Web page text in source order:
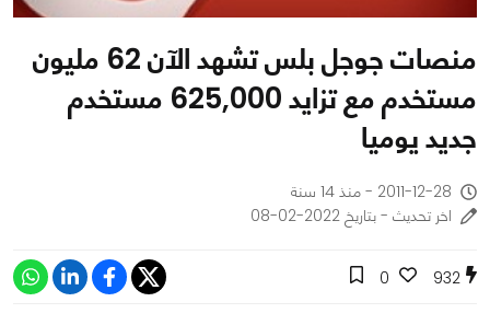
منصات جوجل بلس تشهد الآن 62 مليون
مستخدم مع تزايد 625,000 مستخدم
جديد يوميا
2011-12-28 - منذ 14 سنة
اخر تحديث - بتاريخ 2022-02-08
932
0